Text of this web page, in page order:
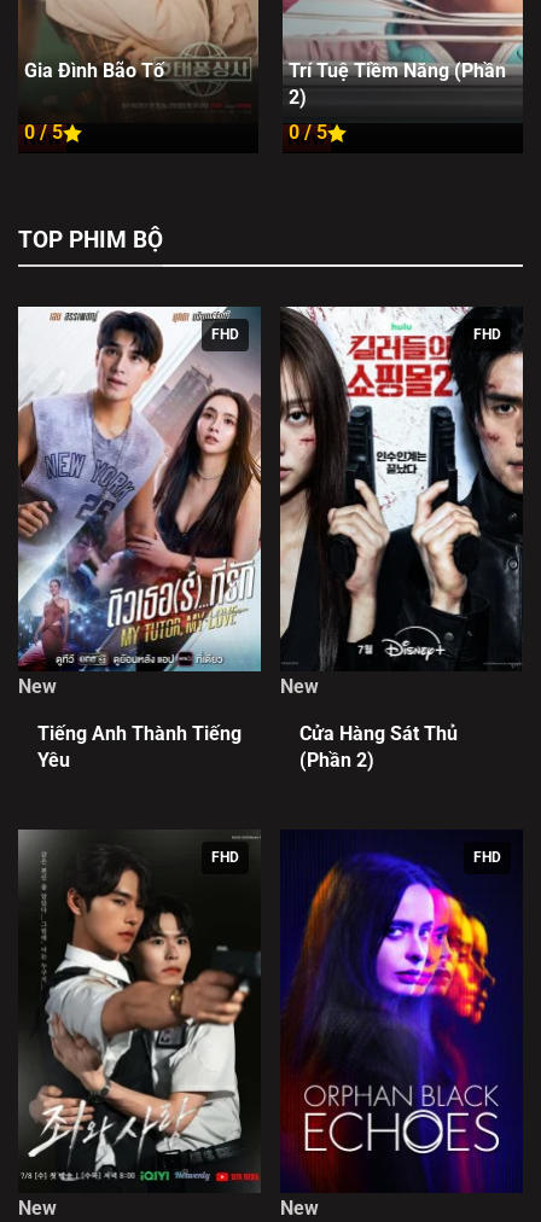
New
Gia Đình Bão Tố
0 / 5 New
Trí Tuệ Tiềm Năng (Phần
2)
0 / 5
TOP PHIM BỘ
FHD
New
Tiếng Anh Thành Tiếng
Yêu
FHD
New
Cửa Hàng Sát Thủ
(Phần 2)
FHD
New
FHD
New